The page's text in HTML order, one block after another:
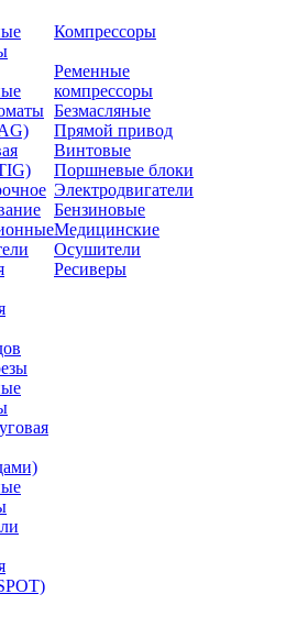
Компрессоры
Ременные
компрессоры
Безмасляные
Прямой привод
Винтовые
Поршневые блоки
Электродвигатели
Бензиновые
Медицинские
Осушители
Ресиверы